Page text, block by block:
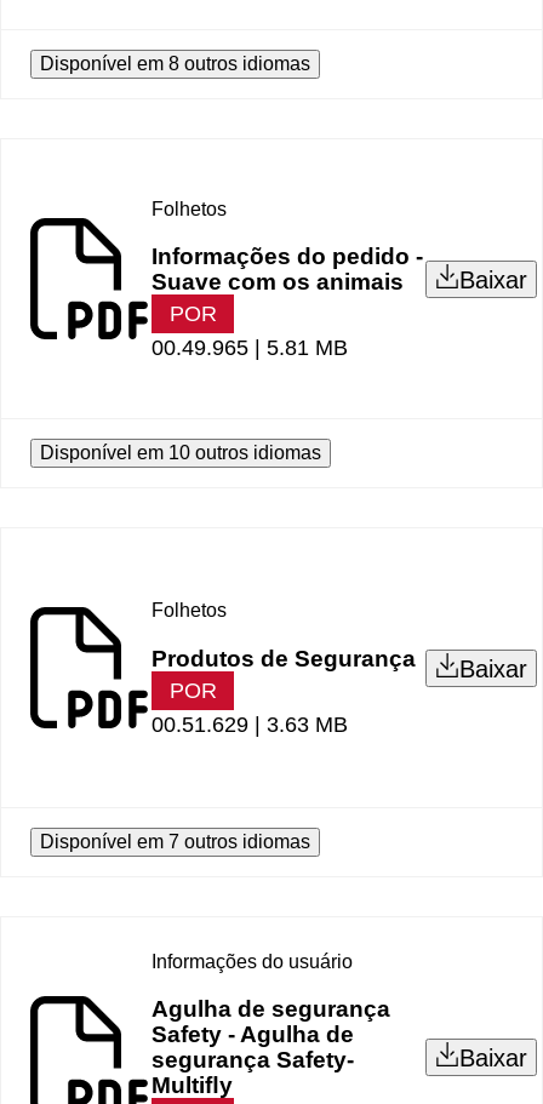
Disponível em 8 outros idiomas
Folhetos
Informações do pedido -
Suave com os animais
POR
00.49.965 | 5.81 MB
Baixar
Disponível em 10 outros idiomas
Folhetos
Produtos de Segurança
POR
00.51.629 | 3.63 MB
Baixar
Disponível em 7 outros idiomas
Informações do usuário
Agulha de segurança
Safety - Agulha de
segurança Safety-
Multiﬂy
Baixar